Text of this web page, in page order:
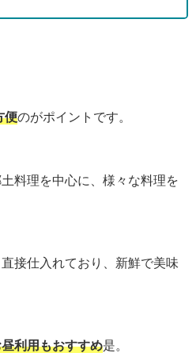
便のがポイントです。
料理を中心に、様々な料理を
接仕入れており、新鮮で美味
利用もおすすめ是。